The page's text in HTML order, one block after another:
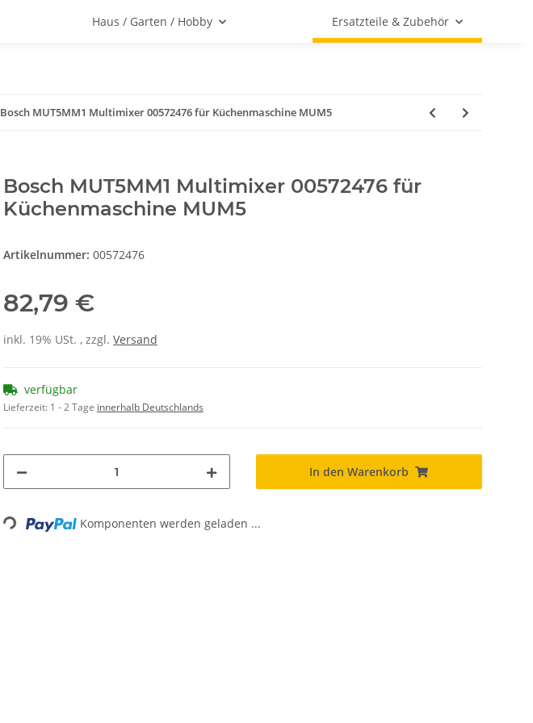
Haus / Garten / Hobby Ersatzteile & Zubehör
Bosch MUT5MM1 Multimixer 00572476 für Küchenmaschine MUM5
Bosch MUT5MM1 Multimixer 00572476 für
Küchenmaschine MUM5
Artikelnummer: 00572476
82,79 €
inkl. 19% USt. , zzgl. Versand
verfügbar
Lieferzeit: 1 - 2 Tage innerhalb Deutschlands
In den Warenkorb
Loading... Komponenten werden geladen ...